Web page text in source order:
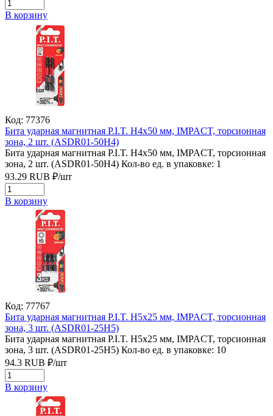
В корзину
Код: 77376
Бита ударная магнитная P.I.T. H4x50 мм, IMPACT, торсионная
зона, 2 шт. (ASDR01-50H4)
Бита ударная магнитная P.I.T. H4x50 мм, IMPACT, торсионная
зона, 2 шт. (ASDR01-50H4) Кол-во ед. в упаковке: 1
93.29 RUB ₽/шт
В корзину
Код: 77767
Бита ударная магнитная P.I.T. H5x25 мм, IMPACT, торсионная
зона, 3 шт. (ASDR01-25H5)
Бита ударная магнитная P.I.T. H5x25 мм, IMPACT, торсионная
зона, 3 шт. (ASDR01-25H5) Кол-во ед. в упаковке: 10
94.3 RUB ₽/шт
В корзину